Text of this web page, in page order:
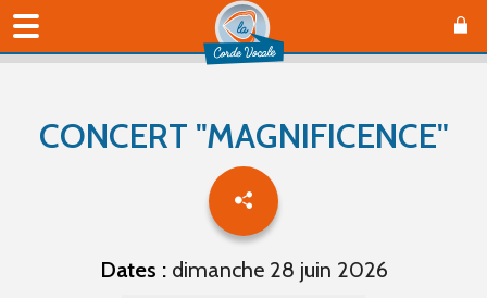
CONCERT "MAGNIFICENCE"
Dates :dimanche 28 juin 2026